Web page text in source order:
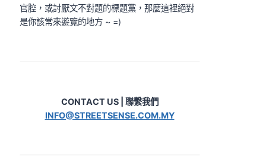
官腔，或討厭文不對題的標題黨，那麼這裡絕對
是你該常來遊覽的地方 ~ =)
CONTACT US | 聯繫我們
INFO@STREETSENSE.COM.MY